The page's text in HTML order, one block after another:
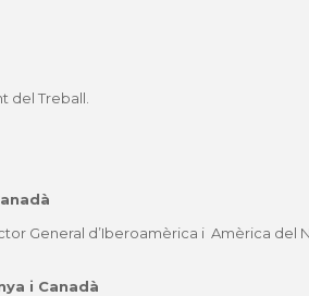
del Treball.
General d’Iberoamèrica i Amèrica del
i Canadà